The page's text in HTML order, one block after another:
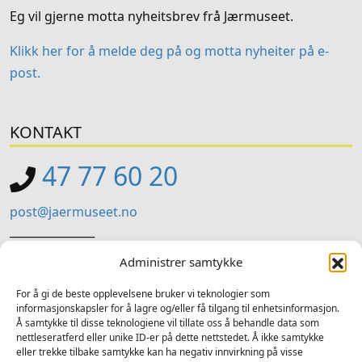
Administrer samtykke
For å gi de beste opplevelsene bruker vi teknologier som
informasjonskapsler for å lagre og/eller få tilgang til enhetsinformasjon.
Å samtykke til disse teknologiene vil tillate oss å behandle data som
nettleseratferd eller unike ID-er på dette nettstedet. Å ikke samtykke
eller trekke tilbake samtykke kan ha negativ innvirkning på visse
Eg vil gjerne motta nyheitsbrev frå Jærmuseet.
Klikk her for å melde deg på og motta nyheiter på e-
post.
KONTAKT
47 77 60 20
post@jaermuseet.no
Kviavegen 99, Nærbø
SOSIALE MEDIER
Følg oss på sosiale medium for nyheiter og tilbod